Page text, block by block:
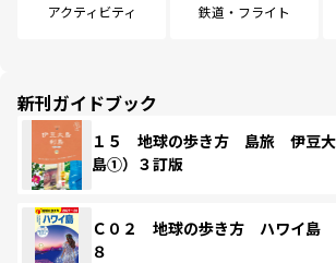
アクティビティ 鉄道・フライト
新刊ガイドブック
１５ 地球の歩き方 島旅 伊豆
島①）３訂版
Ｃ０２ 地球の歩き方 ハワイ島
８